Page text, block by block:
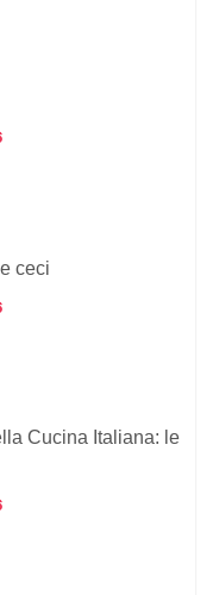
ceci
Cucina Italiana: le